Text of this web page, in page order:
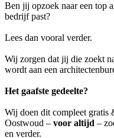
Ben jij opzoek naar een top
bedrijf past?
Lees dan vooral verder.
Wij zorgen dat jij die zoekt
wordt aan een
Het gaafste gedeelte?
Wij doen dit compleet gratis
Oostwoud – voor altijd –
en verder.